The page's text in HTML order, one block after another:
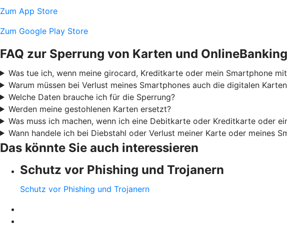
Zum App Store
Zum Google Play Store
FAQ zur Sperrung von Karten und OnlineBanking
Was tue ich, wenn meine girocard, Kreditkarte oder mein Smartphone
Warum müssen bei Verlust meines Smartphones auch die digitalen
Welche Daten brauche ich für die Sperrung?
Werden meine gestohlenen Karten ersetzt?
Was muss ich machen, wenn ich eine Debitkarte oder Kreditkarte oder
Wann handele ich bei Diebstahl oder Verlust meiner Karte oder meines
Das könnte Sie auch interessieren
Schutz vor Phishing und Trojanern
Schutz vor Phishing und Trojanern